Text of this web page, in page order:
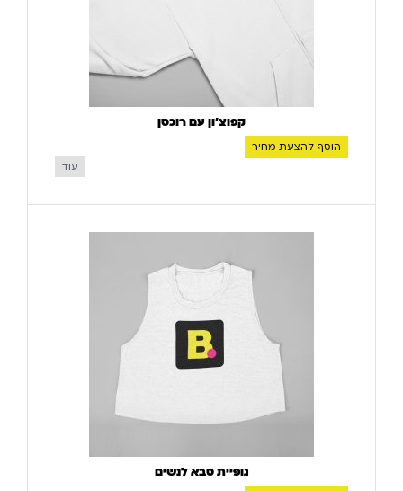
קפוצ'ון עם רוכסן
הוסף להצעת מחיר
עוד
גופיית סבא לנשים